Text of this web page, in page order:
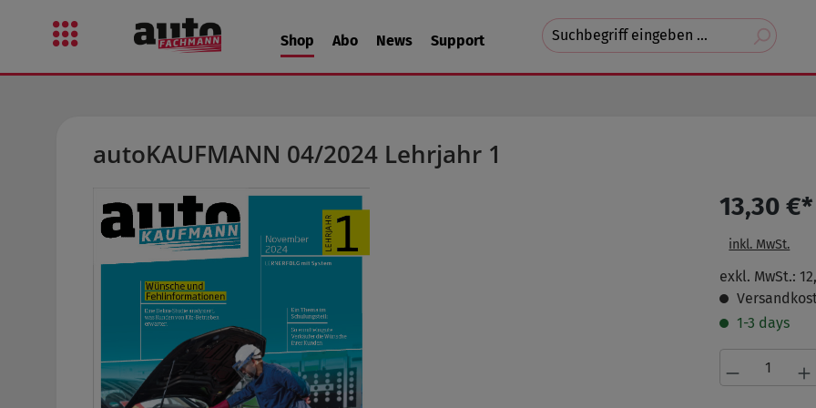
Hauptinhalt springen
Zur Suche springen
Zur Hauptnavigation springen
Shop
Abo News Support
Suchvorschläge
erscheinen
während
autoKAUFMANN 04/2024 Lehrjahr 1
Bildergalerie überspringen 13,30 €*
inkl. MwSt.
exkl. MwSt.:
1-3 days
Produkt